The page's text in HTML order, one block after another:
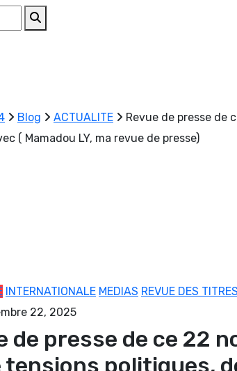
Blog ACTUALITE
Revue de presse de
( Mamadou LY, ma revue de presse)
INTERNATIONALE MEDIAS REVUE DES TITRES
22, 2025
de presse de ce 22
tensions politiques,